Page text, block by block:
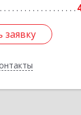
заявку
заявку